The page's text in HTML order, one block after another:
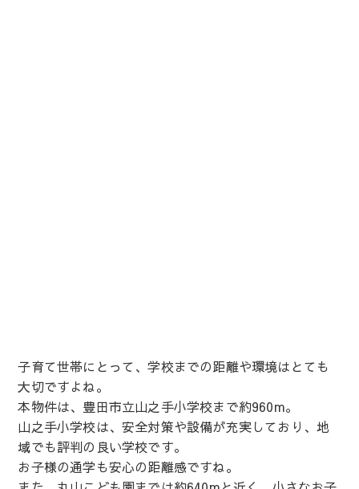
子育て世帯にとって、学校までの距離や環境はとても
大切ですよね。
本物件は、豊田市立山之手小学校まで約960m。
山之手小学校は、安全対策や設備が充実しており、地
域でも評判の良い学校です。
お子様の通学も安心の距離感ですね。